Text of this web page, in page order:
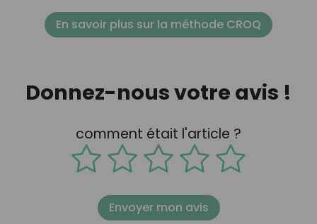
En savoir plus sur la méthode CROQ
Donnez-nous votre avis !
comment était l'article ?
Envoyer mon avis